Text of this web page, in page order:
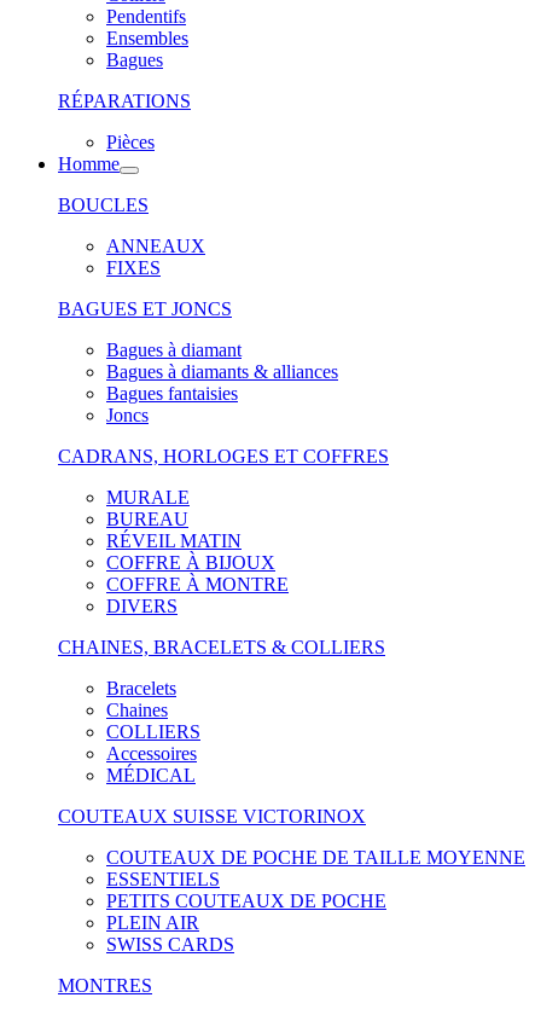
Pendentifs
Ensembles
Bagues
RÉPARATIONS
Pièces
Homme
BOUCLES
ANNEAUX
FIXES
BAGUES ET JONCS
Bagues à diamant
Bagues à diamants & alliances
Bagues fantaisies
Joncs
CADRANS, HORLOGES ET COFFRES
MURALE
BUREAU
RÉVEIL MATIN
COFFRE À BIJOUX
COFFRE À MONTRE
DIVERS
CHAINES, BRACELETS & COLLIERS
Bracelets
Chaines
COLLIERS
Accessoires
MÉDICAL
COUTEAUX SUISSE VICTORINOX
COUTEAUX DE POCHE DE TAILLE MOYENNE
ESSENTIELS
PETITS COUTEAUX DE POCHE
PLEIN AIR
SWISS CARDS
MONTRES